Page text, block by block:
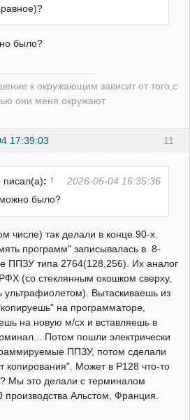
было?
к окружающим зависит от того,с
они меня окружают
11
17:39:03
писал(а): ↑
2026-05-04 16:35:36
было?
числе) так делали в конце 90-х.
программ" записывалась в 8-
ППЗУ типа 2764(128,256). Их аналог
(со стеклянным окошком сверху,
ультрафиолетом). Вытаскиваешь из
на программаторе,
на новую м/сх и вставляешь в
Потом пошли электрически
ППЗУ, потом сделали
копирования". Может в Р128 что-то
Мы это делали с терминалом
производства Альстом, Франция.